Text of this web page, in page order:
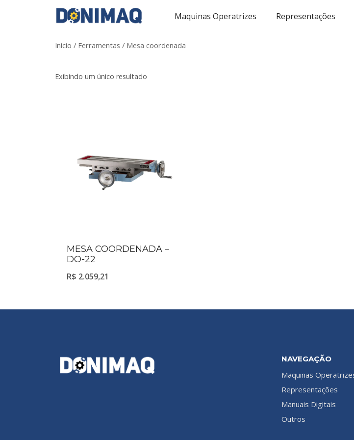
Maquinas Operatrizes Representações
Início / Ferramentas / Mesa coordenada
Exibindo um único resultado
MESA COORDENADA –
DO-22
R$ 2.059,21
NAVEGAÇÃO
Maquinas
Representações
Manuais Digitais
Outros